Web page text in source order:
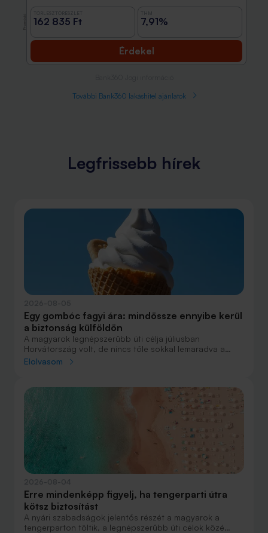
162 835 Ft 7,91%
Érdekel
További Bank360 lakáshitel ajánlatok
Legfrissebb hírek
Egy gombóc fagyi ára: mindössze ennyibe kerül
a biztonság külföldön
A magyarok legnépszerűbb úti célja júliusban
Horvátország volt, de nincs tőle sokkal lemaradva a
júniust megnyerő Olaszország sem. A tengerparti
nyaralásnak, mint repülővel.
Elolvasom
Erre mindenképp figyelj, ha tengerparti útra
kötsz biztosítást
A nyári szabadságok jelentős részét a magyarok a
tengerparton töltik, a legnépszerűbb úti célok közé